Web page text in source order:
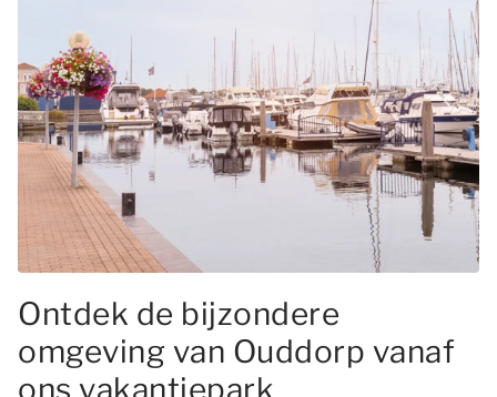
Ontdek de bijzondere
omgeving van Ouddorp vanaf
ons vakantiepark